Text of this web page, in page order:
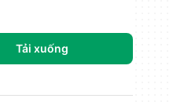
Tải xuống